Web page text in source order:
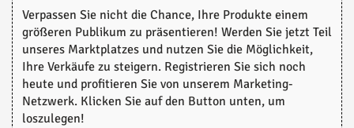
Verpassen Sie nicht die Chance, Ihre Produkte einem
größeren Publikum zu präsentieren! Werden Sie jetzt Teil
unseres Marktplatzes und nutzen Sie die Möglichkeit,
Ihre Verkäufe zu steigern. Registrieren Sie sich noch
heute und profitieren Sie von unserem Marketing-
Netzwerk. Klicken Sie auf den Button unten, um
loszulegen!